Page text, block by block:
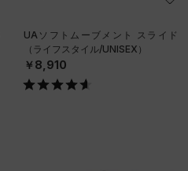
UAソフトムーブメント スライド
（ライフスタイル/UNISEX）
￥8,910